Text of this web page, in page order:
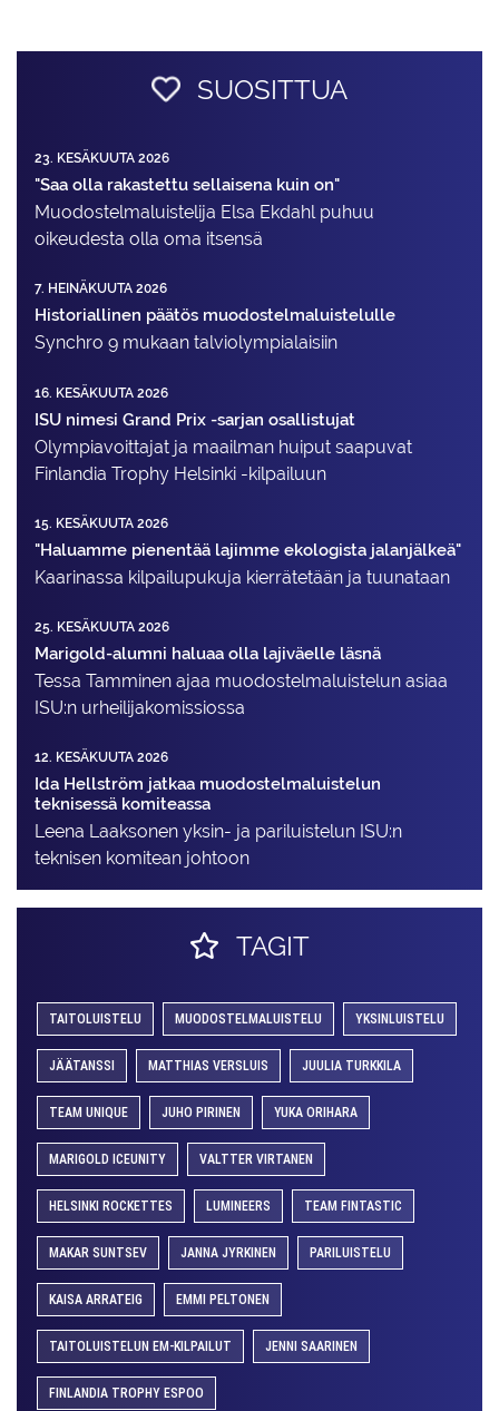
SUOSITTUA
23. KESÄKUUTA 2026
"Saa olla rakastettu sellaisena kuin on"
Muodostelma­luistelija Elsa Ekdahl puhuu
oikeudesta olla oma itsensä
7. HEINÄKUUTA 2026
Historiallinen päätös muodostelmaluistelulle
Synchro 9 mukaan talviolympialaisiin
16. KESÄKUUTA 2026
ISU nimesi Grand Prix -sarjan osallistujat
Olympiavoittajat ja maailman huiput saapuvat
Finlandia Trophy Helsinki -kilpailuun
15. KESÄKUUTA 2026
"Haluamme pienentää lajimme ekologista jalanjälkeä"
Kaarinassa kilpailupukuja kierrätetään ja tuunataan
25. KESÄKUUTA 2026
Marigold-alumni haluaa olla lajiväelle läsnä
Tessa Tamminen ajaa muodostelma­luistelun asiaa
ISU:n urheilija­komissiossa
12. KESÄKUUTA 2026
Ida Hellström jatkaa muodostelmaluistelun
teknisessä komiteassa
Leena Laaksonen yksin- ja pariluistelun ISU:n
teknisen komitean johtoon
TAGIT
TAITOLUISTELU MUODOSTELMALUISTELU YKSINLUISTELU
JÄÄTANSSI MATTHIAS VERSLUIS JUULIA TURKKILA
TEAM UNIQUE JUHO PIRINEN YUKA ORIHARA
MARIGOLD ICEUNITY VALTTER VIRTANEN
HELSINKI ROCKETTES LUMINEERS TEAM FINTASTIC
MAKAR SUNTSEV JANNA JYRKINEN PARILUISTELU
KAISA ARRATEIG EMMI PELTONEN
TAITOLUISTELUN EM-KILPAILUT JENNI SAARINEN
FINLANDIA TROPHY ESPOO